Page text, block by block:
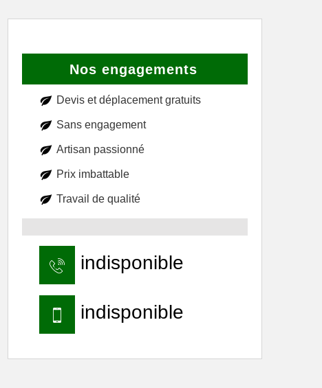
Nos engagements
Devis et déplacement gratuits
Sans engagement
Artisan passionné
Prix imbattable
Travail de qualité
indisponible
indisponible